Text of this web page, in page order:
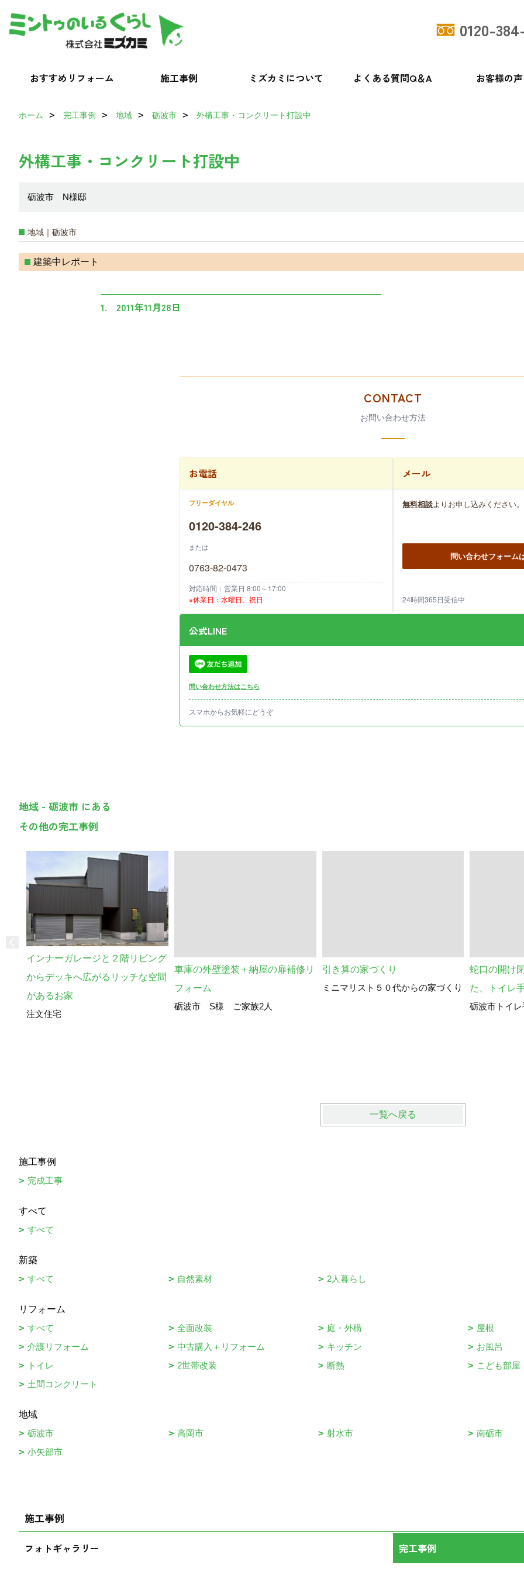
0120-
おすすめリフォーム 施工事例 ミズカミについて よくある質問Q＆A お客様の声
ホーム 完工事例 地域 砺波市 外構工事・コンクリート打設中
外構工事・コンクリート打設中
砺波市 N様邸
地域｜砺波市
建築中レポート
1. 2011年11月28日
CONTACT
お問い合わせ方法
お電話
フリーダイヤル
0120-384-246
または
0763-82-0473
対応時間：営業日 8:00～17:00
※休業日：水曜日、祝日
メール
無料相談よりお申し込みください。
問い合わせフォーム
24時間365日受信中
公式LINE
問い合わせ方法はこちら
スマホからお気軽にどうぞ
地域 - 砺波市 にある
その他の完工事例
インナーガレージと２階リビング
からデッキへ広がるリッチな空間
があるお家
注文住宅
車庫の外壁塗装＋納屋の扉補修リ
フォーム
砺波市 S様 ご家族2人
引き算の家づくり
ミニマリスト５０代からの家づくり
蛇口の開け
た、トイレ
砺波市トイ
一覧へ戻る
施工事例
完成工事
すべて
すべて
新築
すべて
自然素材 2人暮らし
リフォーム
すべて
全面改装 庭・外構
屋根
介護リフォーム
中古購入＋リフォーム キッチン
お風呂
トイレ
2世帯改装 断熱
こども部屋
土間コンクリート
地域
砺波市
高岡市 射水市
南砺市
小矢部市
施工事例
フォトギャラリー 完工事例